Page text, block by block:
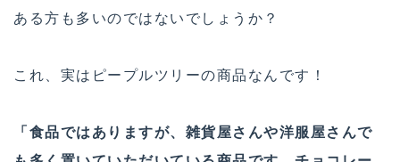
ある方も多いのではないでしょうか？
これ、実はピープルツリーの商品なんです！
「食品ではありますが、雑貨屋さんや洋服屋さんで